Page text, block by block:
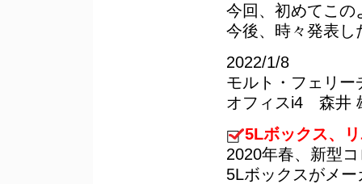
今回、初めてこの
今後、時々発表し
2022/1/8
モルト・フェリー
オフィスi4 森井
5Lボックス、
2020年春、新型
5Lボックスがメ